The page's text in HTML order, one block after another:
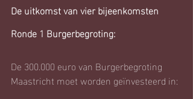
De uitkomst van vier bijeenkomsten
Ronde 1 Burgerbegroting:
De 300.000 euro van Burgerbegroting
Maastricht moet worden geïnvesteerd in: